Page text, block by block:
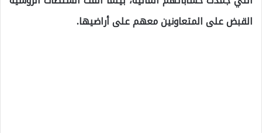
القبض على المتعاونين معهم على أراضيها.